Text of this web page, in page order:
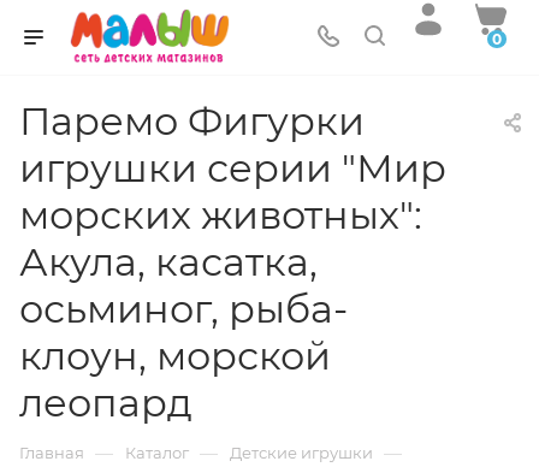
0
Паремо Фигурки
игрушки серии "Мир
морских животных":
Акула, касатка,
осьминог, рыба-
клоун, морской
леопард
Главная — Каталог — Детские игрушки —